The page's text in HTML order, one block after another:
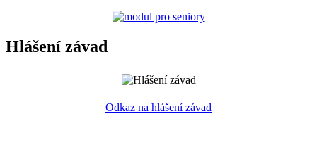
Hlášení závad
Odkaz na hlášení závad